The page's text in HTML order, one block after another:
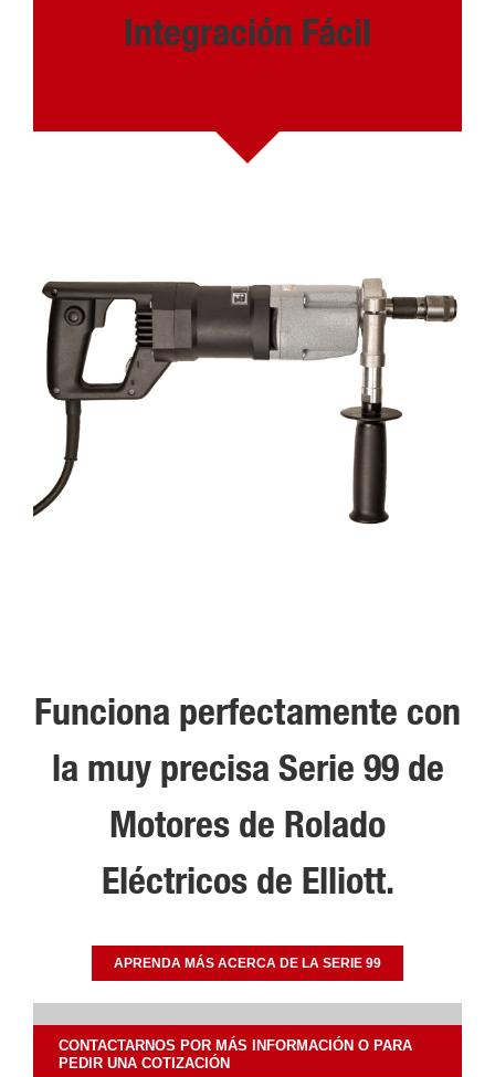
Integración Fácil
Funciona perfectamente con
la muy precisa Serie 99 de
Motores de Rolado
Eléctricos de Elliott.
APRENDA MÁS ACERCA DE LA SERIE 99
CONTACTARNOS POR MÁS INFORMACIÓN O PARA
PEDIR UNA COTIZACIÓN